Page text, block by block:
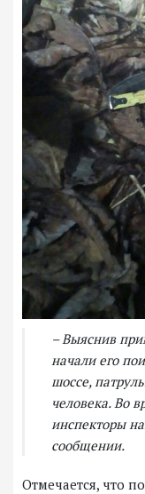
– Выяснив
начали его
шоссе,
человека. Во
инспекторы
сообщении.
Отмечается, что